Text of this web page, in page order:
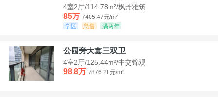
4室2厅/114.78m²/枫丹雅筑
85万 7405.47元/m²
学区
急售 满两年
公园旁大套三双卫
4室2厅/125.44m²/中交锦观
98.8万 7876.28元/m²